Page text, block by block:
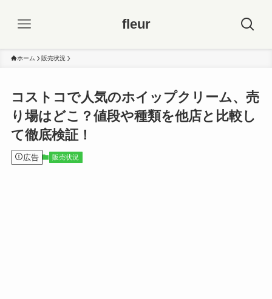
fleur
ホーム 販売状況
コストコで人気のホイップクリーム、売
り場はどこ？値段や種類を他店と比較し
て徹底検証！
広告 販売状況